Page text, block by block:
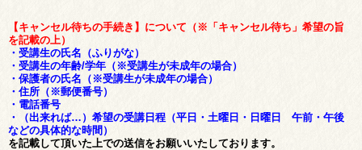
【キャンセル待ちの手続き】について（※「キャンセル待ち」希望の旨
を記載の上）
・受講生の氏名（ふりがな）
・受講生の年齢/学年（※受講生が未成年の場合）
・保護者の氏名（※受講生が未成年の場合）
・住所（※郵便番号）
・電話番号
・（出来れば…）希望の受講日程（平日・土曜日・日曜日 午前・午後
などの具体的な時間）
を記載して頂いた上での送信をお願いいたしております。